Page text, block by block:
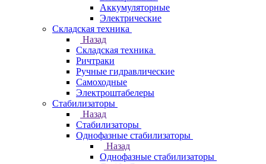
Аккумуляторные
Электрические
Складская техника
Назад
Складская техника
Ричтраки
Ручные гидравлические
Самоходные
Электроштабелеры
Стабилизаторы
Назад
Стабилизаторы
Однофазные стабилизаторы
Назад
Однофазные стабилизаторы